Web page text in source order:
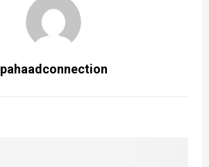
pahaadconnection